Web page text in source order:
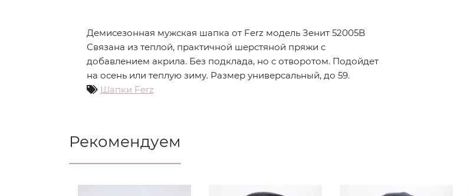
Демисезонная мужская шапка от Ferz модель Зенит 52005B
Связана из теплой, практичной шерстяной пряжи с
добавлением акрила. Без подклада, но с отворотом. Подойдет
на осень или теплую зиму. Размер универсальный, до 59.
Шапки Ferz
Рекомендуем